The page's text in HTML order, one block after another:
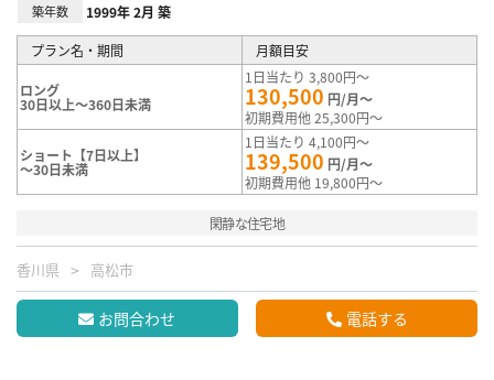
築年数 1999年 2月 築
プラン名・期間 月額目安
ロング
30日以上～360日未満
1日当たり 3,800円～
130,500 円/月～
初期費用他 25,300円～
ショート【7日以上】
～30日未満
1日当たり 4,100円～
139,500 円/月～
初期費用他 19,800円～
閑静な住宅地
香川県 高松市
お問合わせ 電話する